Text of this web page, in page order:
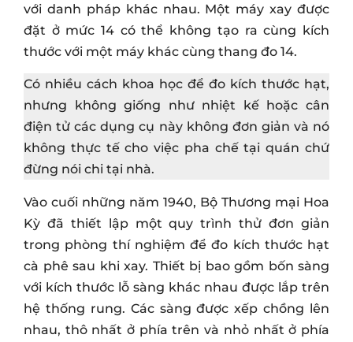
với danh pháp khác nhau. Một máy xay được
đặt ở mức 14 có thể không tạo ra cùng kích
thước với một máy khác cùng thang đo 14.
Có nhiều cách khoa học để đo kích thước hạt,
nhưng không giống như nhiệt kế hoặc cân
điện tử các dụng cụ này không đơn giản và nó
không thực tế cho việc pha chế tại quán chứ
đừng nói chi tại nhà.
Vào cuối những năm 1940, Bộ Thương mại Hoa
Kỳ đã thiết lập một quy trình thử đơn giản
trong phòng thí nghiệm để đo kích thước hạt
cà phê sau khi xay. Thiết bị bao gồm bốn sàng
với kích thước lỗ sàng khác nhau được lắp trên
hệ thống rung. Các sàng được xếp chồng lên
nhau, thô nhất ở phía trên và nhỏ nhất ở phía